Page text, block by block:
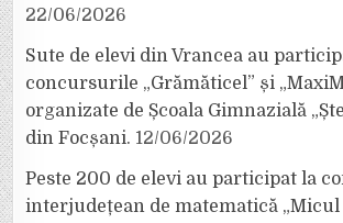
22/06/2026
Sute de elevi din Vrancea au
concursurile „Grămăticel” și
organizate de Școala Gimnazială
din Focșani. 12/06/2026
Peste 200 de elevi au participat la
interjudețean de matematică „Micul